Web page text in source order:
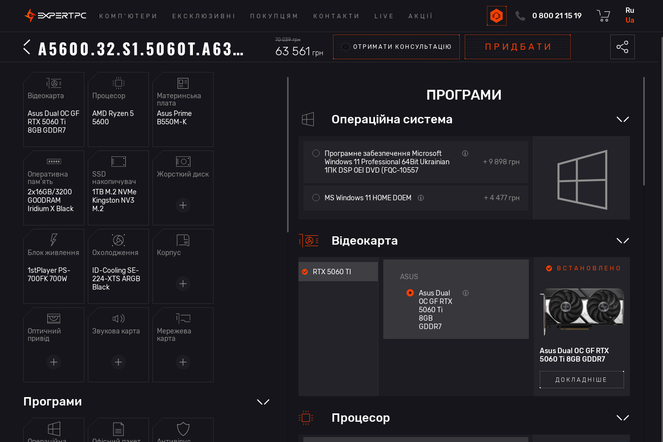
КОМП'ЮТЕРИ ЕКСКЛЮЗИВНІ ПОКУПЦЯМ КОНТАКТИ LIVE АКЦІЇ 0 800 21 15 19
ru
ua
A5600.32.S1.5060T.A6307 70 039грн
63 561 грн
ОТРИМАТИ КОНСУЛЬТАЦІЮ ПРИДБАТИ
Відеокарта
Asus Dual OC GF
RTX 5060 Ti
8GB GDDR7
Процесор
AMD Ryzen 5
5600
Материнська
плата
Asus Prime
B550M-K
Оперативна
пам'ять
2x16GB/3200
GOODRAM
Iridium X Black
SSD
накопичувач
1TB M.2 NVMe
Kingston NV3
M.2
Жорсткий диск
Блок живлення
1stPlayer PS-
700FK 700W
Охолодження
ID-Cooling SE-
224-XTS ARGB
Black
Корпус
Оптичний
привід
Звукова карта
Мережева
карта
Програми
ПРОГРАМИ
Операційна система
Програмне забезпечення Microsoft
Windows 11 Professional 64Bit Ukrainian
1ПК DSP OEI DVD (FQC-10557
+ 9 898 грн
MS Windows 11 HOME DOEM + 4 477грн
Відеокарта
RTX 5060 TI
ASUS
Asus Dual
OC GF RTX
5060 Ti
8GB
GDDR7
ВСТАНОВЛЕНО
Asus Dual OC GF RTX
5060 Ti 8GB GDDR7
ДОКЛАДНІШЕ
Процесор